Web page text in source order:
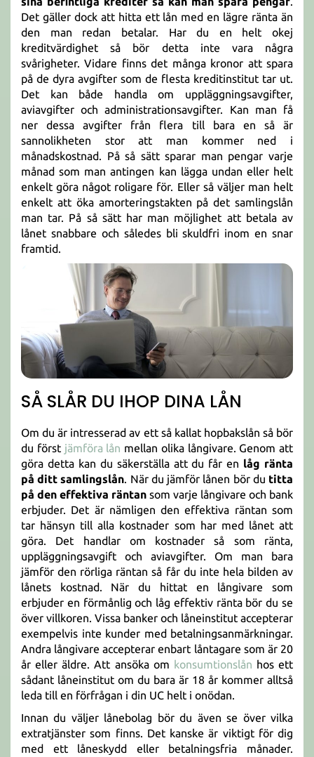
Det gäller dock att hitta ett lån med en lägre ränta än
den man redan betalar. Har du en helt okej
kreditvärdighet så bör detta inte vara några
svårigheter. Vidare finns det många kronor att spara
på de dyra avgifter som de flesta kreditinstitut tar ut.
Det kan både handla om uppläggningsavgifter,
aviavgifter och administrationsavgifter. Kan man få
ner dessa avgifter från flera till bara en så är
sannolikheten stor att man kommer ned i
månadskostnad. På så sätt sparar man pengar varje
månad som man antingen kan lägga undan eller helt
enkelt göra något roligare för. Eller så väljer man helt
enkelt att öka amorteringstakten på det samlingslån
man tar. På så sätt har man möjlighet att betala av
lånet snabbare och således bli skuldfri inom en snar
framtid.
SÅ SLÅR DU IHOP DINA LÅN
Om du är intresserad av ett så kallat hopbakslån så bör
du först jämföra lån mellan olika långivare. Genom att
göra detta kan du säkerställa att du får en låg ränta
på ditt samlingslån. När du jämför lånen bör du titta
på den effektiva räntan som varje långivare och bank
erbjuder. Det är nämligen den effektiva räntan som
tar hänsyn till alla kostnader som har med lånet att
göra. Det handlar om kostnader så som ränta,
uppläggningsavgift och aviavgifter. Om man bara
jämför den rörliga räntan så får du inte hela bilden av
lånets kostnad. När du hittat en långivare som
erbjuder en förmånlig och låg effektiv ränta bör du se
över villkoren. Vissa banker och låneinstitut accepterar
exempelvis inte kunder med betalningsanmärkningar.
Andra långivare accepterar enbart låntagare som är 20
år eller äldre. Att ansöka om konsumtionslån hos ett
sådant låneinstitut om du bara är 18 år kommer alltså
leda till en förfrågan i din UC helt i onödan.
Innan du väljer lånebolag bör du även se över vilka
extratjänster som finns. Det kanske är viktigt för dig
med ett låneskydd eller betalningsfria månader.